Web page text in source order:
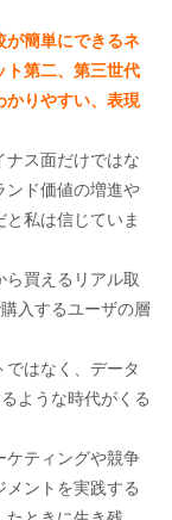
が簡単にできるネ
ト第二、第三世代
かりやすい、表現
ナス面だけではな
ンド価値の増進や
私は信じていま
買えるリアル取
入するユーザの層
ではなく、データ
ような時代がくる
ケティングや競争
ントを実践する